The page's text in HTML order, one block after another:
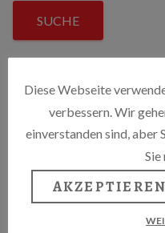
SUCHE
MASCHINENHAUS
Knaackstraße 97, Berlin,
Hasselwerderstraße 22, Berlin,
MUSIKFLOSS LYCHEN
Oberpfuhlstraße 3a, Lychen,
Diese Webseite
verbessern. Wir
einverstanden sind, aber
Sie
AKZEPTIEREN